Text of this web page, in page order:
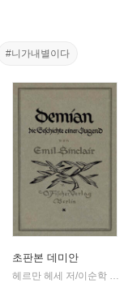
#니가내별이다
초판본 데미안
헤르만 헤세 저/이순학 역